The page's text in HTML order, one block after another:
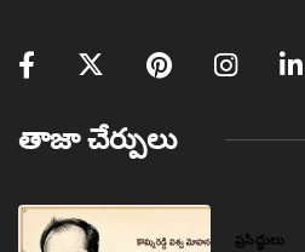
తాజా చేర్పులు
ప్రసిద్ధులు